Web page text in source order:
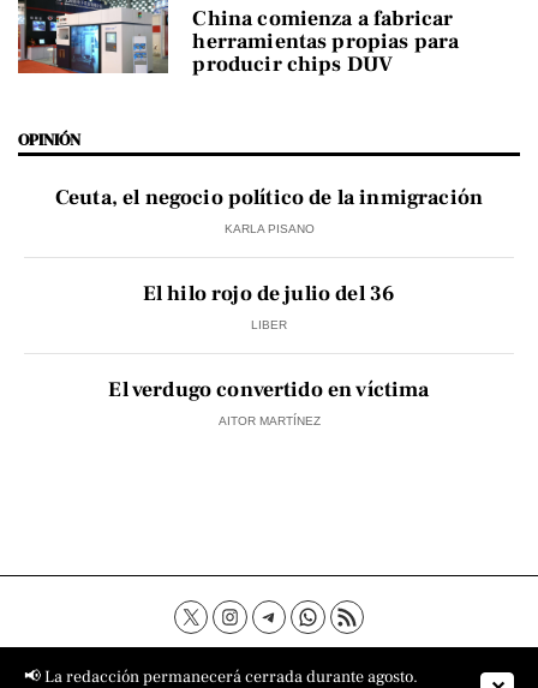
China comienza a fabricar
herramientas propias para
producir chips DUV
OPINIÓN
Ceuta, el negocio político de la inmigración
KARLA PISANO
El hilo rojo de julio del 36
LIBER
El verdugo convertido en víctima
AITOR MARTÍNEZ
Contacto Aviso Legal
Política de privacidad
📢 La redacción permanecerá cerrada durante agosto.